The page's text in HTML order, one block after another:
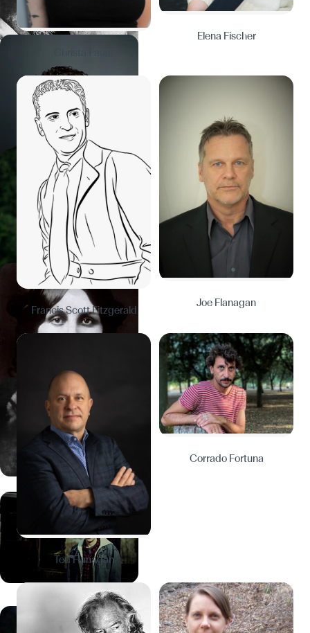
Elena Fischer
Francis Scott Fitzgerald
Joe Flanagan
Ted Flanagan
Corrado Fortuna